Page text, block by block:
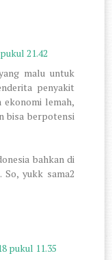
21.42
malu untuk
penyakit
ekonomi lemah,
bisa berpotensi
bahkan di
So, yukk sama2
pukul 11.35